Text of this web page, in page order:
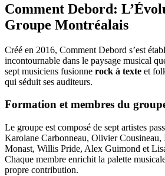
Comment Debord:
Groupe Montréalais
Créé en 2016, Comment Debord s’est
incontournable dans le paysage musical
sept musiciens fusionne rock à texte et
qui séduit ses auditeurs.
Formation et membres du
Le groupe est composé de sept artistes
Karolane Carbonneau, Olivier Cousineau,
Monast, Willis Pride, Alex Guimond et
Chaque membre enrichit la palette
propre contribution.